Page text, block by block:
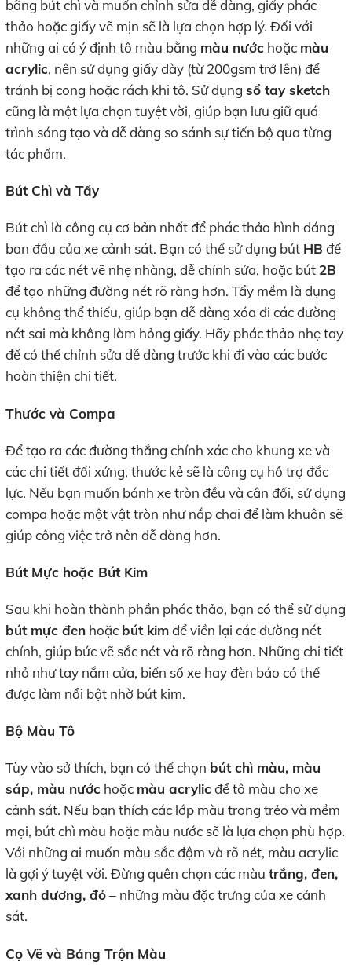
bằng bút chì và muốn chỉnh sửa dễ dàng, giấy phác
thảo hoặc giấy vẽ mịn sẽ là lựa chọn hợp lý. Đối với
những ai có ý định tô màu bằng màu nước hoặc màu
acrylic, nên sử dụng giấy dày (từ 200gsm trở lên) để
tránh bị cong hoặc rách khi tô. Sử dụng sổ tay sketch
cũng là một lựa chọn tuyệt vời, giúp bạn lưu giữ quá
trình sáng tạo và dễ dàng so sánh sự tiến bộ qua từng
tác phẩm.
Bút Chì và Tẩy
Bút chì là công cụ cơ bản nhất để phác thảo hình dáng
ban đầu của xe cảnh sát. Bạn có thể sử dụng bút HB để
tạo ra các nét vẽ nhẹ nhàng, dễ chỉnh sửa, hoặc bút 2B
để tạo những đường nét rõ ràng hơn. Tẩy mềm là dụng
cụ không thể thiếu, giúp bạn dễ dàng xóa đi các đường
nét sai mà không làm hỏng giấy. Hãy phác thảo nhẹ tay
để có thể chỉnh sửa dễ dàng trước khi đi vào các bước
hoàn thiện chi tiết.
Thước và Compa
Để tạo ra các đường thẳng chính xác cho khung xe và
các chi tiết đối xứng, thước kẻ sẽ là công cụ hỗ trợ đắc
lực. Nếu bạn muốn bánh xe tròn đều và cân đối, sử dụng
compa hoặc một vật tròn như nắp chai để làm khuôn sẽ
giúp công việc trở nên dễ dàng hơn.
Bút Mực hoặc Bút Kim
Sau khi hoàn thành phần phác thảo, bạn có thể sử dụng
bút mực đen hoặc bút kimđể viền lại các đường nét
chính, giúp bức vẽ sắc nét và rõ ràng hơn. Những chi tiết
nhỏ như tay nắm cửa, biển số xe hay đèn báo có thể
được làm nổi bật nhờ bút kim.
Bộ Màu Tô
Tùy vào sở thích, bạn có thể chọn bút chì màu, màu
sáp, màu nước hoặc màu acrylicđể tô màu cho xe
cảnh sát. Nếu bạn thích các lớp màu trong trẻo và mềm
mại, bút chì màu hoặc màu nước sẽ là lựa chọn phù hợp.
Với những ai muốn màu sắc đậm và rõ nét, màu acrylic
là gợi ý tuyệt vời. Đừng quên chọn các màu trắng, đen,
xanh dương, đỏ– những màu đặc trưng của xe cảnh
sát.
Cọ Vẽ và Bảng Trộn Màu